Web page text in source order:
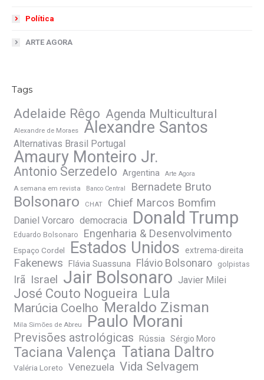
Política
ARTE AGORA
Tags
Adelaide Rêgo Agenda Multicultural
Alexandre de Moraes Alexandre Santos
Alternativas Brasil Portugal
Amaury Monteiro Jr.
Antonio Serzedelo Argentina Arte Agora
A semana em revista Banco Central Bernadete Bruto
Bolsonaro CHAT Chief Marcos Bomfim
Daniel Vorcaro democracia Donald Trump
Eduardo Bolsonaro Engenharia & Desenvolvimento
Espaço Cordel Estados Unidos extrema-direita
Fakenews Flávia Suassuna Flávio Bolsonaro golpistas
Irã Israel Jair Bolsonaro Javier Milei
José Couto Nogueira Lula
Marúcia Coelho Meraldo Zisman
Mila Simões de Abreu Paulo Morani
Previsões astrológicas Rússia Sérgio Moro
Taciana Valença Tatiana Daltro
Valéria Loreto Venezuela Vida Selvagem